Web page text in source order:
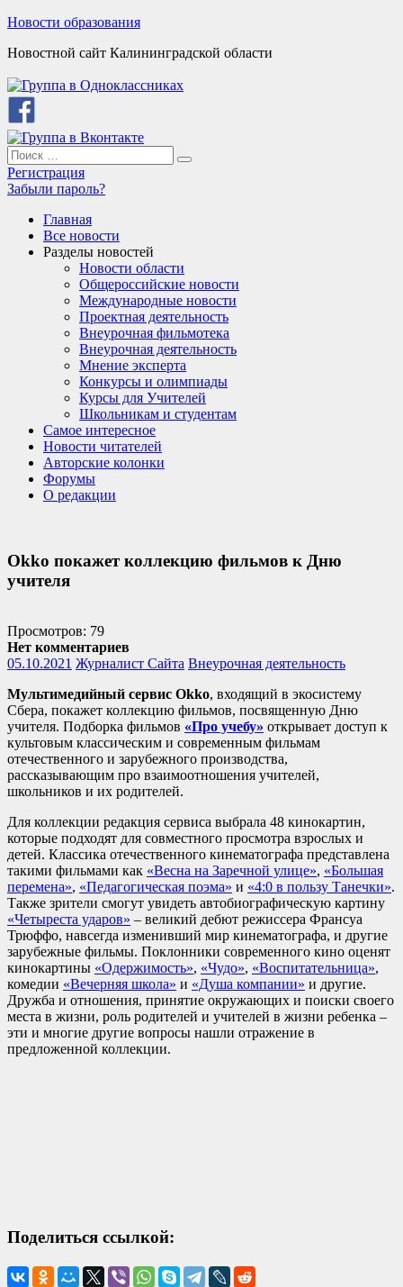
Skip
content
Новости образования
Новостной сайт Калининградской области
Search
for:
Search
Регистрация
Забыли пароль?
Главная
Все новости
Разделы новостей
Новости области
Общероссийские новости
Международные новости
Проектная деятельность
Внеурочная фильмотека
Внеурочная деятельность
Мнение эксперта
Конкурсы и олимпиады
Курсы для Учителей
Школьникам и студентам
Самое интересное
Новости читателей
Авторские колонки
Форумы
О редакции
Оkko покажет коллекцию фильмов к Дню
учителя
Просмотров: 79
Нет комментариев
05.10.2021 Журналист Сайта Внеурочная деятельность
Мультимедийный сервис Okko, входящий в экосистему
Сбера, покажет коллекцию фильмов, посвященную Дню
учителя. Подборка фильмов «Про учебу» открывает доступ к
культовым классическим и современным фильмам
отечественного и зарубежного производства,
рассказывающим про взаимоотношения учителей,
школьников и их родителей.
Для коллекции редакция сервиса выбрала 48 кинокартин,
которые подходят для совместного просмотра взрослых и
детей. Классика отечественного кинематографа представлена
такими фильмами как «Весна на Заречной улице», «Большая
перемена», «Педагогическая поэма» и «4:0 в пользу Танечки».
Также зрители смогут увидеть автобиографическую картину
«Четыреста ударов» – великий дебют режиссера Франсуа
Трюффо, навсегда изменивший мир кинематографа, и другие
зарубежные фильмы. Поклонники современного кино оценят
кинокартины «Одержимость», «Чудо», «Воспитательница»,
комедии «Вечерняя школа» и «Душа компании» и другие.
Дружба и отношения, принятие окружающих и поиски своего
места в жизни, роль родителей и учителей в жизни ребенка –
эти и многие другие вопросы нашли отражение в
предложенной коллекции.
Поделиться ссылкой: